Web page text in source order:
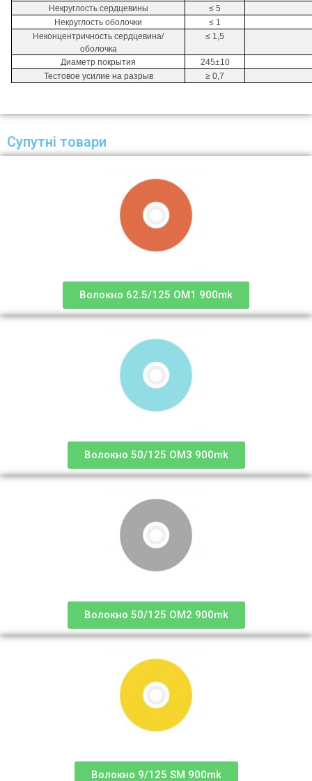
Некруглость сердцевины
≤ 5
Некруглость оболочки
≤ 1
Неконцентричность сердцевина/
оболочка
≤ 1,5
Диаметр покрытия
245±10
Тестовое усилие на разрыв
≥ 0,7
Супутні товари
Волокно 62.5/125 OM1 900mk
Волокно 50/125 OM3 900mk
Волокно 50/125 OM2 900mk
Волокно 9/125 SM 900mk